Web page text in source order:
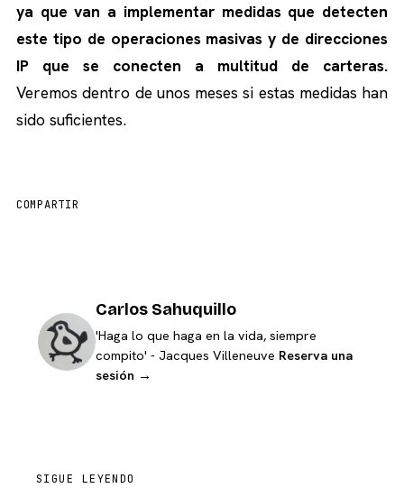
ya que van a implementar medidas que detecten
este tipo de operaciones masivas y de direcciones
IP que se conecten a multitud de carteras.
Veremos dentro de unos meses si estas medidas han
sido suficientes.
COMPARTIR
Carlos Sahuquillo
'Haga lo que haga en la vida, siempre
compito' - Jacques Villeneuve Reserva una
sesión →
SIGUE LEYENDO